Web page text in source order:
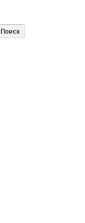
Поиск